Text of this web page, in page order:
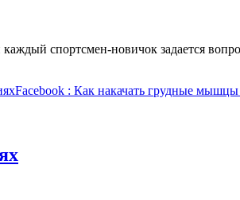
спортсмен-новичок задается
Facebook : Как накачать грудные